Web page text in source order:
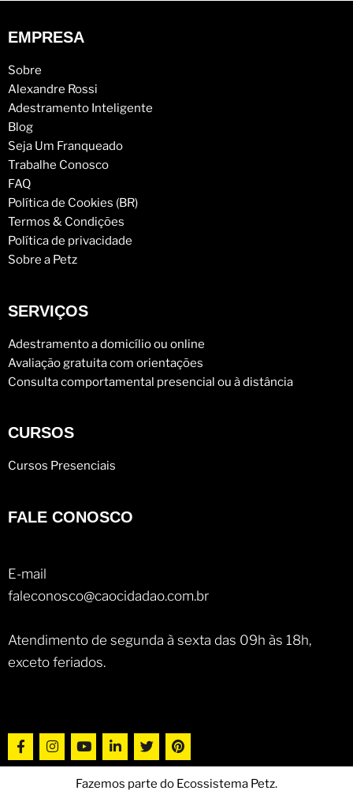
EMPRESA
Sobre
Alexandre Rossi
Adestramento Inteligente
Blog
Seja Um Franqueado
Trabalhe Conosco
FAQ
Política de Cookies (BR)
Termos & Condições
Política de privacidade
Sobre a Petz
SERVIÇOS
Adestramento a domicílio ou online
Avaliação gratuita com orientações
Consulta comportamental presencial ou à distância
CURSOS
Cursos Presenciais
FALE CONOSCO
E-mail
faleconosco@caocidadao.com.br
Atendimento de segunda à sexta das 09h às 18h,
exceto feriados.
Fazemos parte do Ecossistema Petz.